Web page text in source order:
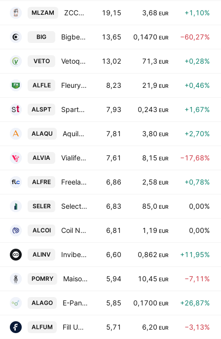
MLZAM ZCCM Investments Holdings PLC Class B 19,15 3,68 EUR +1,10%
BIG Bigben Interactive SA 13,65 0,1470 EUR −60,27%
VETO Vetoquinol SA 13,02 71,3 EUR +0,28%
ALFLE Fleury Michon SA 8,23 21,9 EUR +0,46%
ALSPT Spartoo SAS 7,93 0,243 EUR +1,67%
ALAQU Aquila SA 7,81 3,80 EUR +2,70%
ALVIA Vialife SA 7,61 8,15 EUR −17,68%
ALFRE Freelance.com 6,86 2,58 EUR +0,78%
SELER Selectirente SA 6,83 85,0 EUR 0,00%
ALCOI Coil Naamloze vennootschap 6,81 1,19 EUR 0,00%
ALINV Invibes Advertising NV 6,60 0,862 EUR +11,95%
POMRY Maison Pommery & Associes 5,94 10,45 EUR −7,11%
ALAGO E-Pango 5,85 0,1700 EUR +26,87%
ALFUM Fill Up Media S.A. 5,71 6,20 EUR −3,13%